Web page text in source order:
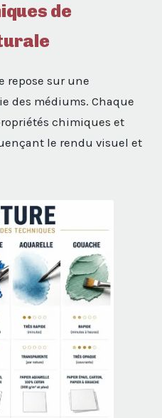
de
repose sur une
des médiums. Chaque
chimiques et
le rendu visuel et